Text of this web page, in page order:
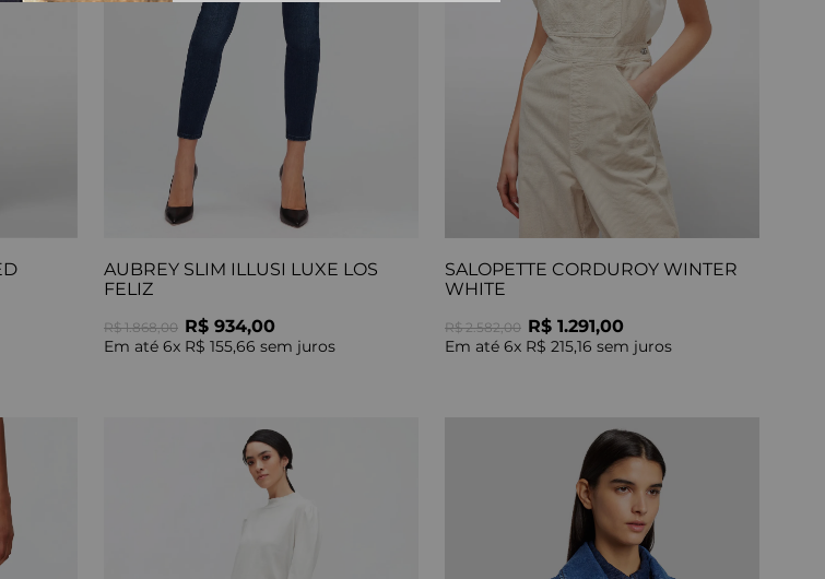
AUBREY SLIM ILLUSI LUXE LOS
FELIZ
R$ 1.868,00 R$ 934,00
Em até 6x R$ 155,66 sem juros
SALOPETTE CORDUROY WINTER
WHITE
R$ 2.582,00 R$ 1.291,00
Em até 6x R$ 215,16 sem juros